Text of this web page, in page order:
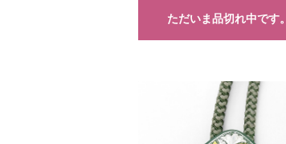
ただいま品切れ中です。